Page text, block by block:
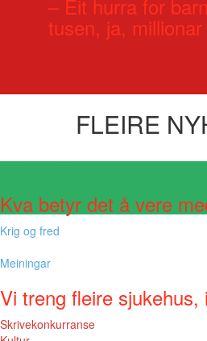
– Eit hurra for
tusen, ja,
FLEIRE
Kva betyr det å vere
Krig og fred
Meiningar
Vi treng fleire sjukehus,
Skrivekonkurranse